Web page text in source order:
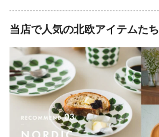
当店で人気の北欧アイテムたち